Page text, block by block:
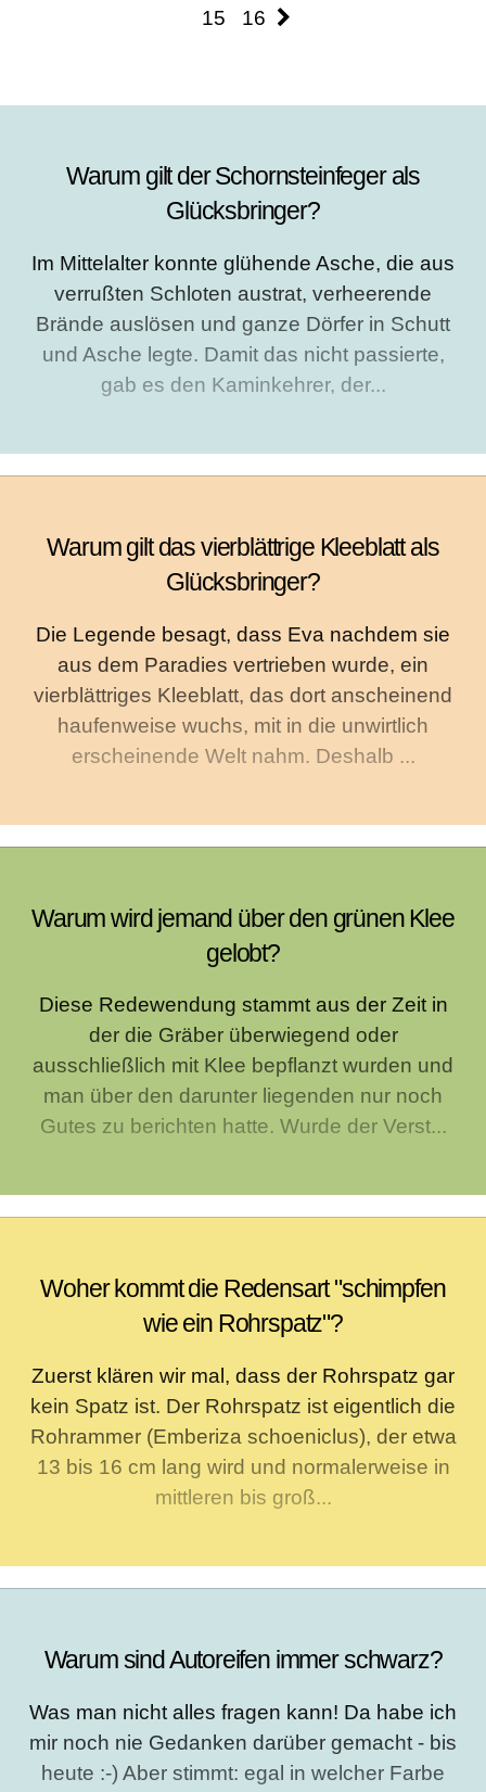
15
16
Warum gilt der Schornsteinfeger als
Glücksbringer?
Im Mittelalter konnte glühende Asche, die aus
verrußten Schloten austrat, verheerende
Brände auslösen und ganze Dörfer in Schutt
und Asche legte. Damit das nicht passierte,
gab es den Kaminkehrer, der...
Warum gilt das vierblättrige Kleeblatt als
Glücksbringer?
Die Legende besagt, dass Eva nachdem sie
aus dem Paradies vertrieben wurde, ein
vierblättriges Kleeblatt, das dort anscheinend
haufenweise wuchs, mit in die unwirtlich
erscheinende Welt nahm. Deshalb ...
Warum wird jemand über den grünen Klee
gelobt?
Diese Redewendung stammt aus der Zeit in
der die Gräber überwiegend oder
ausschließlich mit Klee bepflanzt wurden und
man über den darunter liegenden nur noch
Gutes zu berichten hatte. Wurde der Verst...
Woher kommt die Redensart "schimpfen
wie ein Rohrspatz"?
Zuerst klären wir mal, dass der Rohrspatz gar
kein Spatz ist. Der Rohrspatz ist eigentlich die
Rohrammer (Emberiza schoeniclus), der etwa
13 bis 16 cm lang wird und normalerweise in
mittleren bis groß...
Warum sind Autoreifen immer schwarz?
Was man nicht alles fragen kann! Da habe ich
mir noch nie Gedanken darüber gemacht - bis
heute :-) Aber stimmt: egal in welcher Farbe